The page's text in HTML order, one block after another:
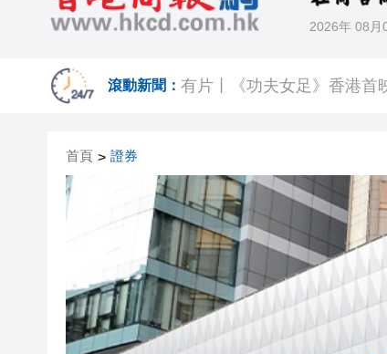
2026年 08月
滾動新聞： 有片丨王菲迎57歲生日 謝
有片丨星爺媽咪現身《功夫
有片丨迪麗熱巴驚喜現身香
超萬名「嘗鮮客」赴河源萬
央媒省媒灣區媒體採風團走
首頁 > 證券